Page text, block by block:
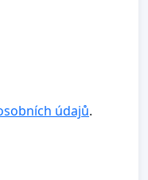
údajů.